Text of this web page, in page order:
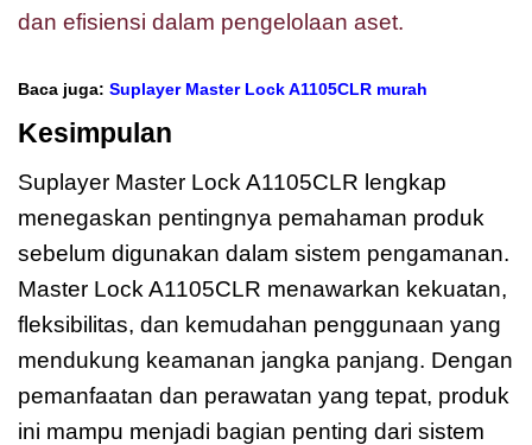
dan efisiensi dalam pengelolaan aset.
Baca juga: Suplayer Master Lock A1105CLR murah
Kesimpulan
Suplayer Master Lock A1105CLR lengkap
menegaskan pentingnya pemahaman produk
sebelum digunakan dalam sistem pengamanan.
Master Lock A1105CLR menawarkan kekuatan,
fleksibilitas, dan kemudahan penggunaan yang
mendukung keamanan jangka panjang. Dengan
pemanfaatan dan perawatan yang tepat, produk
ini mampu menjadi bagian penting dari sistem